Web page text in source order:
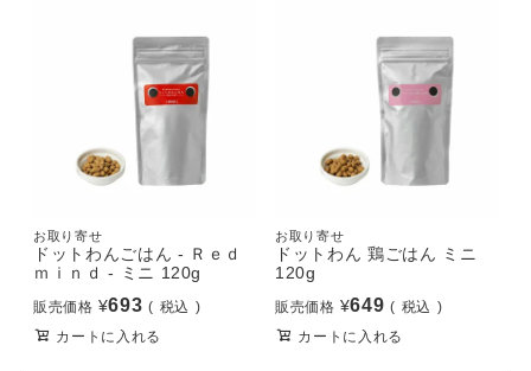
お取り寄せ
ドットわんごはん - Ｒｅｄ
ｍｉｎｄ - ミニ 120g
販売価格 ¥693
税込
カートに入れる
お取り寄せ
ドットわん 鶏ごはん ミニ
120g
販売価格 ¥649
税込
カートに入れる